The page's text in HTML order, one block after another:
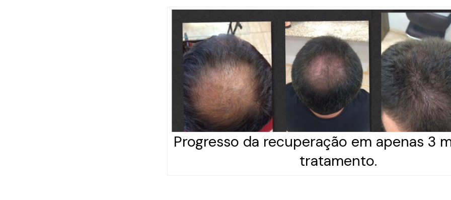
Progresso da recuperação em apenas 3
tratamento.